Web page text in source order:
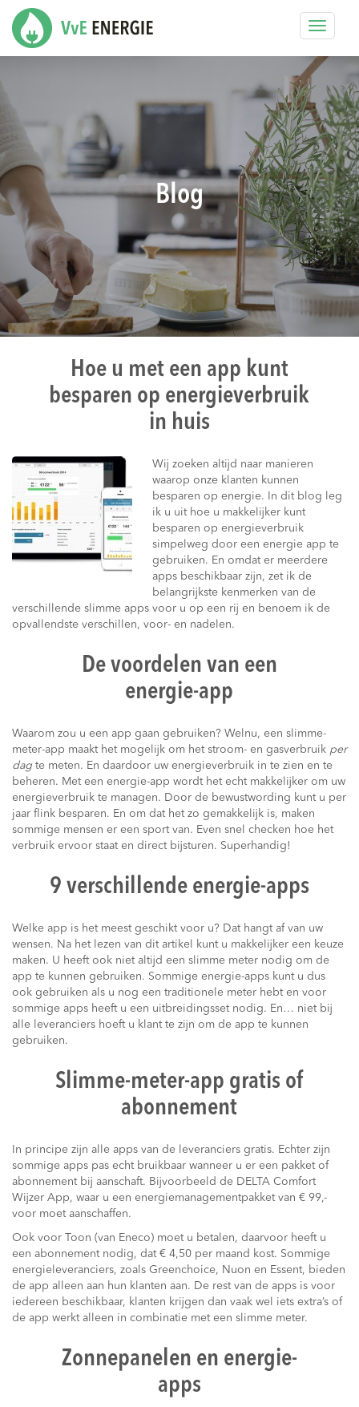
Toggle
Blog
Hoe u met een app kunt
besparen op energieverbruik
in huis
Wij zoeken altijd naar manieren
waarop onze klanten kunnen
besparen op energie. In dit blog leg
ik u uit hoe u makkelijker kunt
besparen op energieverbruik
simpelweg door een energie app te
gebruiken. En omdat er meerdere
apps beschikbaar zijn, zet ik de
belangrijkste kenmerken van de
verschillende slimme apps voor u op een rij en benoem ik de
opvallendste verschillen, voor- en nadelen.
De voordelen van een
energie-app
Waarom zou u een app gaan gebruiken? Welnu, een slimme-
meter-app maakt het mogelijk om het stroom- en gasverbruik per
dag te meten. En daardoor uw energieverbruik in te zien en te
beheren. Met een energie-app wordt het echt makkelijker om uw
energieverbruik te managen. Door de bewustwording kunt u per
jaar flink besparen. En om dat het zo gemakkelijk is, maken
sommige mensen er een sport van. Even snel checken hoe het
verbruik ervoor staat en direct bijsturen. Superhandig!
9 verschillende energie-apps
Welke app is het meest geschikt voor u? Dat hangt af van uw
wensen. Na het lezen van dit artikel kunt u makkelijker een keuze
maken. U heeft ook niet altijd een slimme meter nodig om de
app te kunnen gebruiken. Sommige energie-apps kunt u dus
ook gebruiken als u nog een traditionele meter hebt en voor
sommige apps heeft u een uitbreidingsset nodig. En… niet bij
alle leveranciers hoeft u klant te zijn om de app te kunnen
gebruiken.
Slimme-meter-app gratis of
abonnement
In principe zijn alle apps van de leveranciers gratis. Echter zijn
sommige apps pas echt bruikbaar wanneer u er een pakket of
abonnement bij aanschaft. Bijvoorbeeld de DELTA Comfort
Wijzer App, waar u een energiemanagementpakket van € 99,-
voor moet aanschaffen.
Ook voor Toon (van Eneco) moet u betalen, daarvoor heeft u
een abonnement nodig, dat € 4,50 per maand kost. Sommige
energieleveranciers, zoals Greenchoice, Nuon en Essent, bieden
de app alleen aan hun klanten aan. De rest van de apps is voor
iedereen beschikbaar, klanten krijgen dan vaak wel iets extra’s of
de app werkt alleen in combinatie met een slimme meter.
Zonnepanelen en energie-
apps